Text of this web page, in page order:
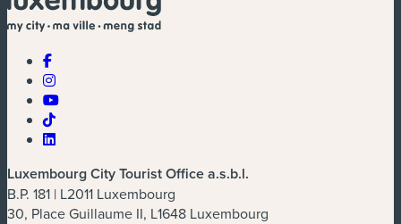
Luxembourg City Tourist Office a.s.b.l.
B.P. 181 | L2011 Luxembourg
30, Place Guillaume II, L1648 Luxembourg